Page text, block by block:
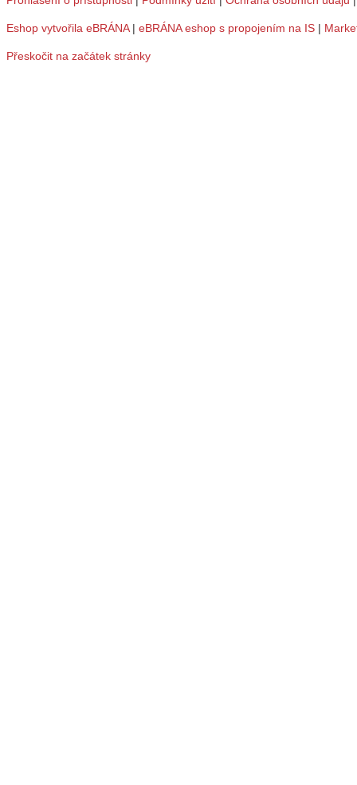
Eshop vytvořila eBRÁNA| eBRÁNA eshop s propojením na IS |
Přeskočit na začátek stránky